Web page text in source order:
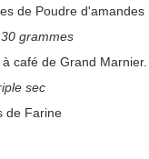
de Poudre d'amandes
grammes
café de Grand Marnier.
sec
de Farine